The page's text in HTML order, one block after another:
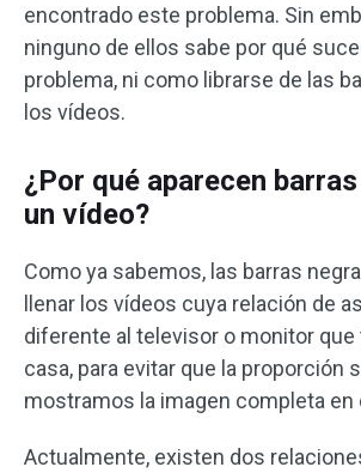
encontrado este problema. Sin
ninguno de ellos sabe por qué
problema, ni como librarse de las
los vídeos.
¿Por qué aparecen
un vídeo?
Como ya sabemos, las barras
llenar los vídeos cuya relación de
diferente al televisor o monitor
casa, para evitar que la proporción
mostramos la imagen completa en
Actualmente, existen dos